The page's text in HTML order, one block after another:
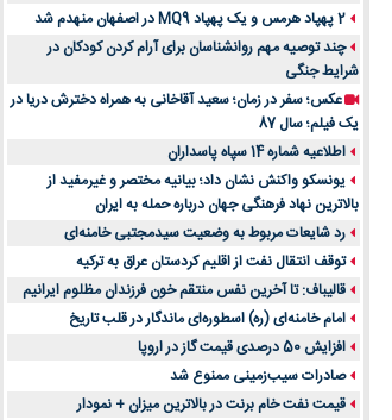
2 پهپاد هرمس و یک پهپاد MQ9 در اصفهان منهدم شد
چند توصیه مهم روانشناسان برای آرام کردن کودکان در
شرایط جنگی
عکس؛ سفر در زمان؛ سعید آقاخانی به همراه دخترش دریا در
یک فیلم؛ سال 87
اطلاعیه شماره 14 سپاه پاسداران
یونسکو واکنش نشان داد؛ بیانیه مختصر و غیرمفید از
بالاترین نهاد فرهنگی جهان درباره حمله به ایران
رد شایعات مربوط به وضعیت سیدمجتبی خامنه‌ای
توقف انتقال نفت از اقلیم کردستان عراق به ترکیه
قالیباف: تا آخرین نفس منتقم خون فرزندان مظلوم ایرانیم
امام خامنه‌ای (ره) اسطوره‌ای ماندگار در قلب تاریخ
افزایش 50 درصدی قیمت گاز در اروپا
صادرات سیب‌زمینی ممنوع شد
قیمت نفت خام برنت در بالاترین میزان + نمودار